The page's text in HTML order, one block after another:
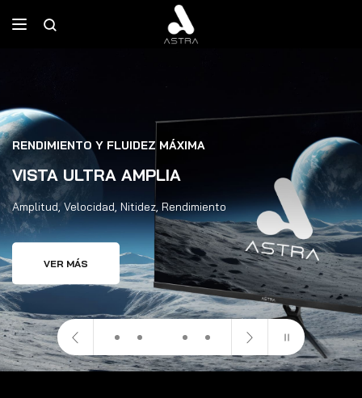
RENDIMIENTO Y FLUIDEZ MÁXIMA
VISTA ULTRA AMPLIA
Amplitud, Velocidad, Nitidez, Rendimiento
VER MÁS